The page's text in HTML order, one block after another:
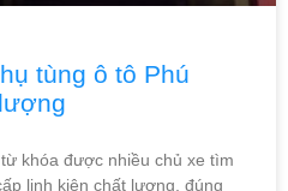
tùng ô tô Phú
khóa được nhiều chủ xe tìm
linh kiện chất lượng, đúng